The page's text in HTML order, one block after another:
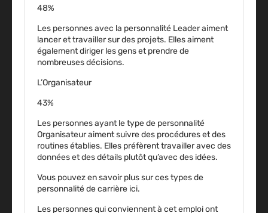
48%
Les personnes avec la personnalité Leader aiment
lancer et travailler sur des projets. Elles aiment
également diriger les gens et prendre de
nombreuses décisions.
L’Organisateur
43%
Les personnes ayant le type de personnalité
Organisateur aiment suivre des procédures et des
routines établies. Elles préfèrent travailler avec des
données et des détails plutôt qu’avec des idées.
Vous pouvez en savoir plus sur ces types de
personnalité de carrière ici.
Les personnes qui conviennent à cet emploi ont